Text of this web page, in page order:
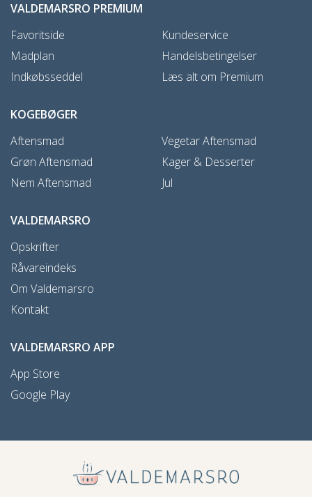
VALDEMARSRO PREMIUM
Favoritside
Madplan
Indkøbsseddel
Kundeservice
Handelsbetingelser
Læs alt om Premium
KOGEBØGER
Aftensmad
Grøn Aftensmad
Nem Aftensmad
Vegetar Aftensmad
Kager & Desserter
Jul
VALDEMARSRO
Opskrifter
Råvareindeks
Om Valdemarsro
Kontakt
VALDEMARSRO APP
App Store
Google Play